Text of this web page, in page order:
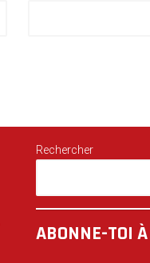
Rechercher
ABONNE-TOI